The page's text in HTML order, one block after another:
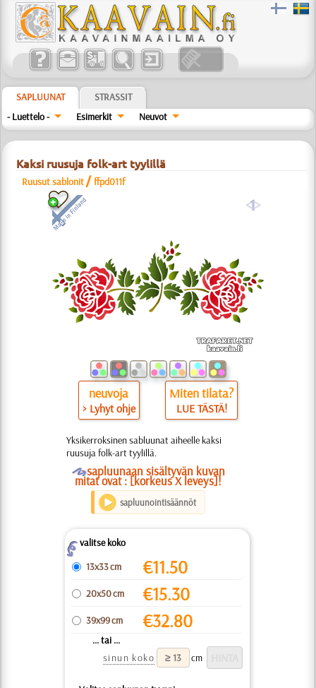
SAPLUUNAT
STRASSIT
- Luettelo -
Esimerkit Neuvot
Kaksi ruusuja folk-art tyylillä
Ruusut sablonit /ffpd011f
a
neuvoja
> Lyhyt ohje
Miten tilata?
LUE TÄSTÄ!
Yksikerroksinen sabluunat aiheelle kaksi
ruusuja folk-art tyylillä.
Osapluunaan sisältyvän kuvan
mitat ovat : [korkeus X leveys]!
sapluunointisäännöt
Zvalitse koko
13x33 cm
€11.50
20x50 cm €15.30
39x99 cm €32.80
... tai ...
sinun koko
cm